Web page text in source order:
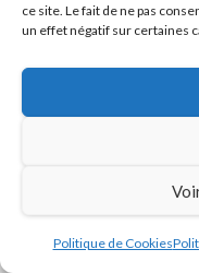
ce site. Le fait de ne pas
un effet négatif sur certaines
Politique de Cookies
Opiniones
Leer Las